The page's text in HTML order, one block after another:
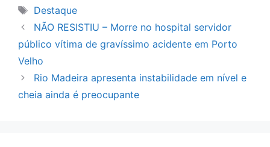
Tags
Destaque
NÃO RESISTIU – Morre no hospital servidor
público vítima de gravíssimo acidente em Porto
Velho
Rio Madeira apresenta instabilidade em nível e
cheia ainda é preocupante